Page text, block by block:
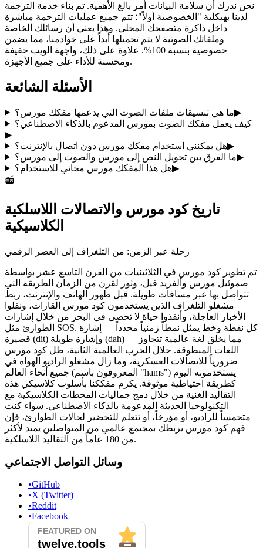
نحن ندرك أن سلامة البيانات أمر بالغ الأهمية. تم بناء خدمة الترجمة
لدينا بهيكلية "الخصوصية أولاً"؛ تتم جميع عمليات الترجمة مباشرة
داخل ذاكرة متصفحك المحلي. وهذا يعني أن رسائلك الخاصة
وملفاتك الصوتية لا يتم تحميلها أبداً على خوادمنا، مما يضمن
خصوصية بنسبة 100%. علاوة على ذلك، واجهة الويب خفيفة
ومحسنة للأداء على جميع الأجهزة.
الأسئلة الشائعة
ما هي تنسيقات ملفات الصوت التي يدعمها مفكك مورس؟▶
كيف يعمل مفكك الصوت بمورس المدعوم بالذكاء الاصطناعي؟
▶
هل يمكنني استخدام مفكك مورس دون اتصال بالإنترنت؟▶
ما الفرق بين تحويل النص إلى مورس والصوت إلى مورس؟▶
هل هذا المفكك مورس مجاني للاستخدام؟▶
📻
تاريخ كود مورس والاتصالات اللاسلكية
الكلاسيكية
رحلة عبر الزمن: من التلغراف إلى العصر الرقمي
تم تطوير كود مورس في الثلاثينيات من القرن التاسع عشر بواسطة
صموئيل مورس وألفريد فيل، وثور لقرن من الزمان الطريقة التي
تتواصل بها عبر مسافات طويلة. قبل ظهور الهاتف والإنترنت، ربط
مشغلو التلغراف الذين يستخدمون كود مورس القارات، ونقلوا
الأخبار العاجلة، وأنقذوا حياة لا تحصى في البحر من خلال إشارات
الطوارئ مثل SOS. كل نقطة وخط يمثل نمطاً زمنياً محدداً — إشارة
قصيرة (dit) وإشارة طويلة (dah) — مما يخلق لغة عالمية تتجاوز
اللغات المنطوقة. خلال الحرب العالمية الثانية، ظل كود مورس
ضرورياً للاتصالات العسكرية، وما زال مشغلو الراديو الهواة في
جميع أنحاء العالم (المعروفون باسم "hams") يستخدمونه اليوم
كطريقة احتياطية موثوقة. يكرم مفككنا بأسلوب كلاسيكي هذه
التقاليد الغنية من خلال دمج جماليات المحطات الكلاسيكية مع
التكنولوجيا الحديثة المدعومة بالذكاء الاصطناعي. سواء كنت
متحمساً للراديو، أو مؤرخاً، أو تتعلم للتحضير لحالات الطوارئ، فإن
فهم كود مورس يربطك بمجتمع عالمي من المتواصلين يمتد لأكثر
من 180 عاماً من التقاليد اللاسلكية.
وسائل التواصل الاجتماعي
•GitHub
•X (Twitter)
•Reddit
•Facebook